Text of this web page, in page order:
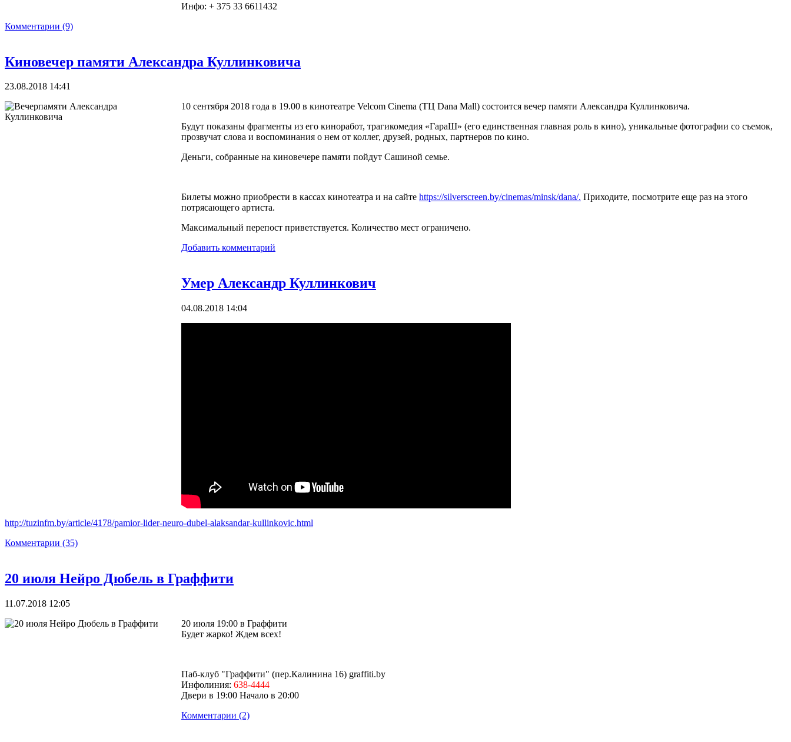
Инфо: + 375 33 6611432
Комментарии (9)
Киновечер памяти Александра Куллинковича
23.08.2018 14:41
10 сентября 2018 года в 19.00 в кинотеатре Velcom Cinema (ТЦ Dana Mall) состоится вечер памяти Александра Куллинковича.
Будут показаны фрагменты из его киноработ, трагикомедия «ГараШ» (его единственная главная роль в кино), уникальные фотографии со съемок,
прозвучат слова и воспоминания о нем от коллег, друзей, родных, партнеров по кино.
Деньги, собранные на киновечере памяти пойдут Сашиной семье.
Билеты можно приобрести в кассах кинотеатра и на сайте https://silverscreen.by/cinemas/minsk/dana/. Приходите, посмотрите еще раз на этого
потрясающего артиста.
Максимальный перепост приветствуется. Количество мест ограничено.
Добавить комментарий
Умер Александр Куллинкович
04.08.2018 14:04
http://tuzinfm.by/article/4178/pamior-lider-neuro-dubel-alaksandar-kullinkovic.html
Комментарии (35)
20 июля Нейро Дюбель в Граффити
11.07.2018 12:05
20 июля 19:00 в Граффити
Будет жарко! Ждем всех!
Паб-клуб "Граффити" (пер.Калинина 16) graffiti.by
Инфолиния: 638-4444
Двери в 19:00 Начало в 20:00
Комментарии (2)